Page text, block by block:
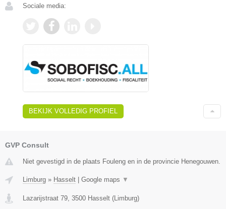
Sociale media:
BEKIJK VOLLEDIG PROFIEL
GVP Consult
Niet gevestigd in de plaats Fouleng en in de provincie Henegouwen.
Limburg » Hasselt | Google maps ▼
Lazarijstraat 79 3500 Hasselt (Limburg)